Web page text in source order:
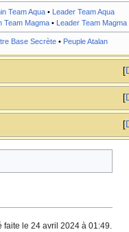
Team Aqua• Leader Team Aqua
Team Magma• Leader Team Magma
Base Secrète• Peuple Atalan
faite le 24 avril 2024 à 01:49.